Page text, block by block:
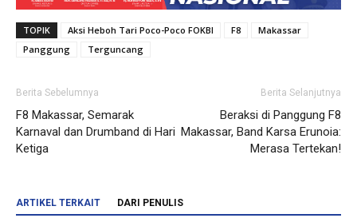
TOPIK Aksi Heboh Tari Poco-Poco FOKBI F8
Makassar
Panggung
Terguncang
Berita Sebelumnya
F8 Makassar, Semarak
Karnaval dan Drumband di Hari
Ketiga
Berita Selanjutnya
Beraksi di Panggung F8
Makassar, Band Karsa Erunoia:
Merasa Tertekan!
ARTIKEL TERKAIT DARI PENULIS